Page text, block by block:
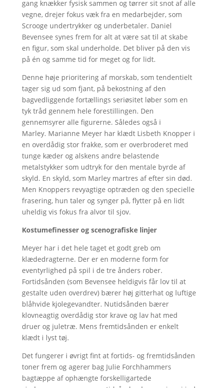
gang knækker fysisk sammen og tørrer sit snot af alle
vegne, drejer fokus væk fra en medarbejder, som
Scrooge undertrykker og underbetaler. Daniel
Bevensee synes frem for alt at være sat til at skabe
en figur, som skal underholde. Det bliver på den vis
på én og samme tid for meget og for lidt.
Denne høje prioritering af morskab, som tendentielt
tager sig ud som fjant, på bekostning af den
bagvedliggende fortællings seriøsitet løber som en
tyk tråd gennem hele forestillingen. Den
gennemsyrer alle figurerne. Således også i
Marley. Marianne Meyer har klædt Lisbeth Knopper i
en overdådig stor frakke, som er overbroderet med
tunge kæder og alskens andre belastende
metalstykker som udtryk for den mentale byrde af
skyld. En skyld, som Marley martres af efter sin død.
Men Knoppers revyagtige optræden og den specielle
frasering, hun taler og synger på, flytter på en lidt
uheldig vis fokus fra alvor til sjov.
Kostumefinesser og scenografiske linjer
Meyer har i det hele taget et godt greb om
klædedragterne. Der er en moderne form for
eventyrlighed på spil i de tre ånders rober.
Fortidsånden (som Bevensee heldigvis får lov til at
gestalte uden overdrev) bærer høj gitterhat og luftige
blåhvide kjolegevandter. Nutidsånden bærer
klovneagtig overdådig stor krave og lav hat med
druer og juletræ. Mens fremtidsånden er enkelt
klædt i lyst tøj.
Det fungerer i øvrigt fint at fortids- og fremtidsånden
toner frem og agerer bag Julie Forchhammers
bagtæppe af ophængte forskelligartede